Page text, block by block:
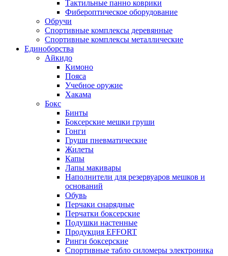
Тактильные панно коврики
Фибероптическое оборудование
Обручи
Спортивные комплексы деревянные
Спортивные комплексы металлические
Единоборства
Айкидо
Кимоно
Пояса
Учебное оружие
Хакама
Бокс
Бинты
Боксерские мешки груши
Гонги
Груши пневматические
Жилеты
Капы
Лапы макивары
Наполнители для резервуаров мешков и
оснований
Обувь
Перчаки снарядные
Перчатки боксерские
Подушки настенные
Продукция EFFORT
Ринги боксерские
Спортивные табло силомеры электроника